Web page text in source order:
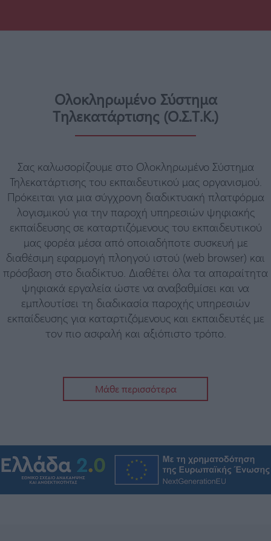
Ολοκληρωμένο Σύστημα
Τηλεκατάρτισης (Ο.Σ.Τ.Κ.)
Σας καλωσορίζουμε στο Ολοκληρωμένο Σύστημα
Τηλεκατάρτισης του εκπαιδευτικού μας οργανισμού.
Πρόκειται για μια σύγχρονη διαδικτυακή πλατφόρμα
λογισμικού για την παροχή υπηρεσιών ψηφιακής
εκπαίδευσης σε καταρτιζόμενους του εκπαιδευτικού
μας φορέα μέσα από οποιαδήποτε συσκευή με
διαθέσιμη εφαρμογή πλοηγού ιστού (web browser) και
πρόσβαση στο διαδίκτυο. Διαθέτει όλα τα απαραίτητα
ψηφιακά εργαλεία ώστε να αναβαθμίσει και να
εμπλουτίσει τη διαδικασία παροχής υπηρεσιών
εκπαίδευσης για καταρτιζόμενους και εκπαιδευτές με
τον πιο ασφαλή και αξιόπιστο τρόπο.
Μάθε περισσότερα